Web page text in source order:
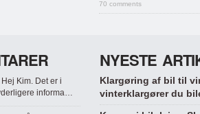
70 comments
Hej Kim. Det er i
informa…
NYESTE
Klargøring af bil til
vinterklargører du